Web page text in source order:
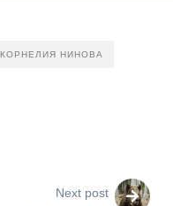
КОРНЕЛИЯ НИНОВА
Next post